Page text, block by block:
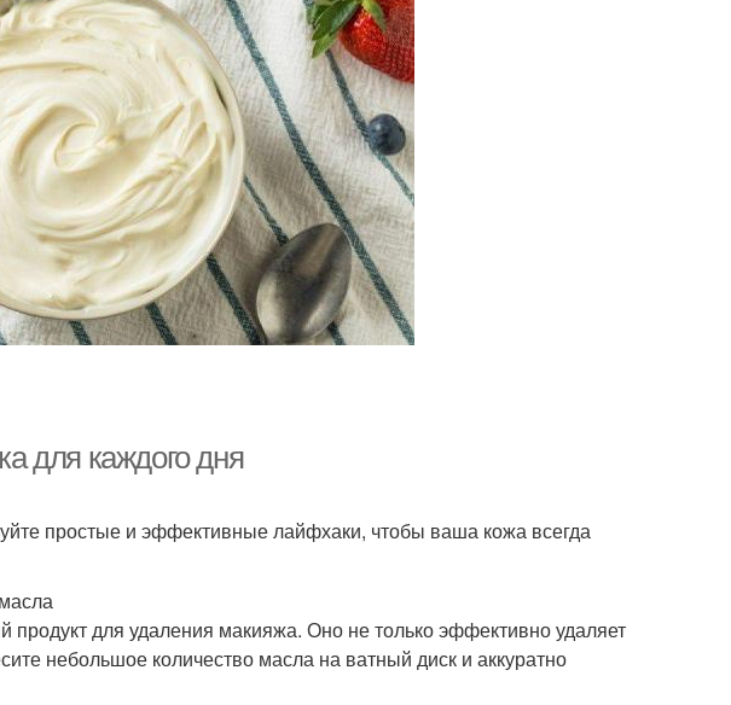
для каждого дня
простые и эффективные лайфхаки, чтобы ваша кожа всегда
продукт для удаления макияжа. Оно не только эффективно удаляет
небольшое количество масла на ватный диск и аккуратно